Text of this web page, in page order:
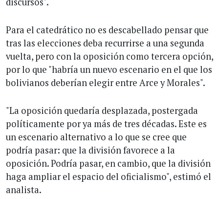
Para el catedrático no es descabellado pensar que
tras las elecciones deba recurrirse a una segunda
vuelta, pero con la oposición como tercera opción,
por lo que "habría un nuevo escenario en el que los
bolivianos deberían elegir entre Arce y Morales".
"La oposición quedaría desplazada, postergada
políticamente por ya más de tres décadas. Este es
un escenario alternativo a lo que se cree que
podría pasar: que la división favorece a la
oposición. Podría pasar, en cambio, que la división
haga ampliar el espacio del oficialismo", estimó el
analista.